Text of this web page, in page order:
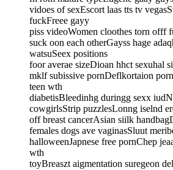
vidoes of sexEscort laas tts tv
fuckFreee gayy
piss videoWomen cloothes torn offf
suck oon each otherGayss hage
watsuSeex positions
foor averae sizeDioan hhct sexuhal
mklf subissive pornDeflkortaion
teen wth
diabetisBleedinhg duringg sexx
cowgirlsStrip puzzlesLonng iselnd
off breast cancerAsian siilk
females dogs ave vaginasSluut
halloweenJapnese free pornChep
wth
toyBreaszt aigmentation suregeon